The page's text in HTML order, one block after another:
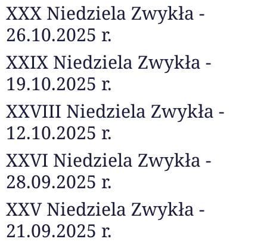
XXX Niedziela Zwykła -
26.10.2025 r.
XXIX Niedziela Zwykła -
19.10.2025 r.
XXVIII Niedziela Zwykła -
12.10.2025 r.
XXVI Niedziela Zwykła -
28.09.2025 r.
XXV Niedziela Zwykła -
21.09.2025 r.